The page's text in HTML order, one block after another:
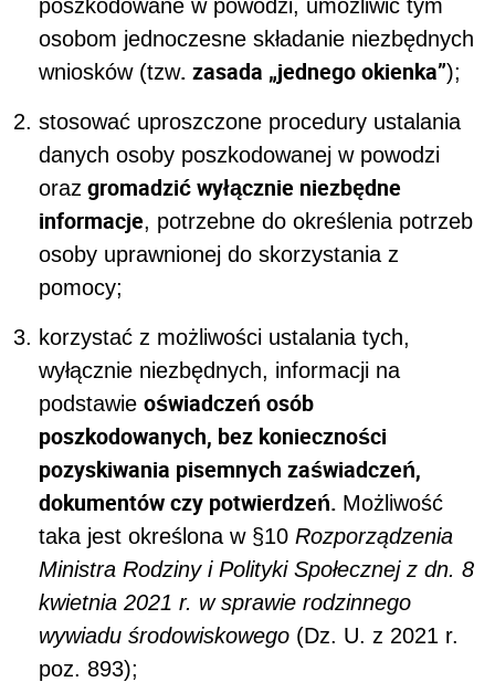
poszkodowane w powodzi, umożliwić tym
osobom jednoczesne składanie niezbędnych
wniosków (tzw. zasada „jednego okienka”);
stosować uproszczone procedury ustalania
danych osoby poszkodowanej w powodzi
oraz gromadzić wyłącznie niezbędne
informacje, potrzebne do określenia potrzeb
osoby uprawnionej do skorzystania z
pomocy;
korzystać z możliwości ustalania tych,
wyłącznie niezbędnych, informacji na
podstawie oświadczeń osób
poszkodowanych, bez konieczności
pozyskiwania pisemnych zaświadczeń,
dokumentów czy potwierdzeń. Możliwość
taka jest określona w §10 Rozporządzenia
Ministra Rodziny i Polityki Społecznej z dn. 8
kwietnia 2021 r. w sprawie rodzinnego
wywiadu środowiskowego (Dz. U. z 2021 r.
poz. 893);